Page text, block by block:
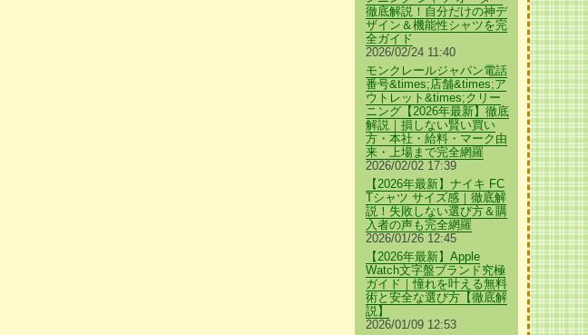
徹底解説！自分だけの神デ
ザイン＆機能性シャツを完
全ガイド
2026/02/24 11:40
モンクレールジャパン電話
番号&times;店舗&times;ア
ウトレット&times;クリー
ニング【2026年最新】徹底
解説｜損しない賢い買い
方・本社・給料・マーク由
来・上場まで完全網羅
2026/02/02 17:39
【2026年最新】ナイキ FC
Tシャツ サイズ感｜徹底解
説！失敗しない選び方＆購
入者の声も完全網羅
2026/01/26 12:45
【2026年最新】Apple
Watch文字盤ブランド究極
ガイド｜憧れを叶える無料
術と安全な選び方【徹底解
説】
2026/01/09 12:53